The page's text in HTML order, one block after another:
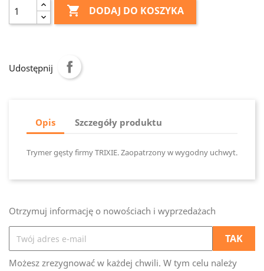
 DODAJ DO KOSZYKA
Udostępnij
Opis Szczegóły produktu
Trymer gęsty firmy TRIXIE. Zaopatrzony w wygodny uchwyt.
Otrzymuj informację o nowościach i wyprzedażach
Możesz zrezygnować w każdej chwili. W tym celu należy